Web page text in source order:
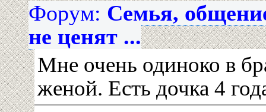
Форум: Семья,
не ценят ...
Мне очень одиноко в
женой. Есть дочка 4